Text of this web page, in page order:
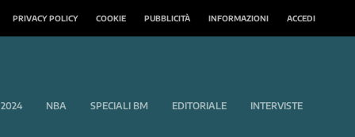
PRIVACY POLICY COOKIE PUBBLICITÀ INFORMAZIONI ACCEDI
NBA SPECIALI BM EDITORIALE INTERVISTE